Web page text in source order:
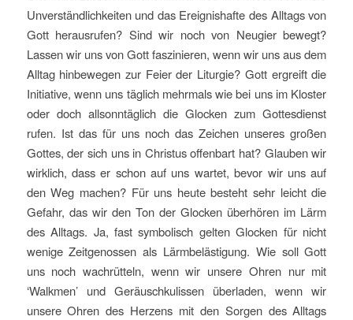
Unverständlichkeiten und das Ereignishafte des Alltags von
Gott herausrufen? Sind wir noch von Neugier bewegt?
Lassen wir uns von Gott faszinieren, wenn wir uns aus dem
Alltag hinbewegen zur Feier der Liturgie? Gott ergreift die
Initiative, wenn uns täglich mehrmals wie bei uns im Kloster
oder doch allsonntäglich die Glocken zum Gottesdienst
rufen. Ist das für uns noch das Zeichen unseres großen
Gottes, der sich uns in Christus offenbart hat? Glauben wir
wirklich, dass er schon auf uns wartet, bevor wir uns auf
den Weg machen? Für uns heute besteht sehr leicht die
Gefahr, das wir den Ton der Glocken überhören im Lärm
des Alltags. Ja, fast symbolisch gelten Glocken für nicht
wenige Zeitgenossen als Lärmbelästigung. Wie soll Gott
uns noch wachrütteln, wenn wir unsere Ohren nur mit
‘Walkmen’ und Geräuschkulissen überladen, wenn wir
unsere Ohren des Herzens mit den Sorgen des Alltags